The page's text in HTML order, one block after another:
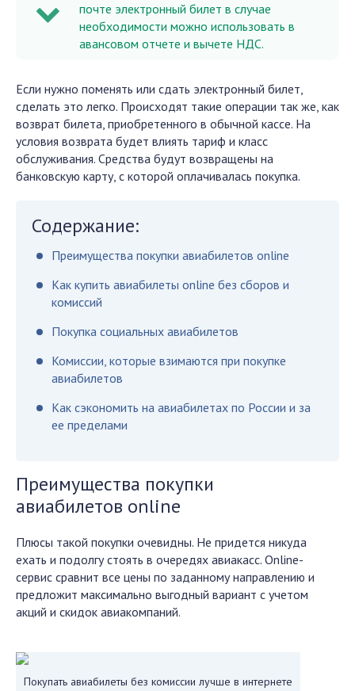
почте электронный билет в случае
необходимости можно использовать в
авансовом отчете и вычете НДС.
Если нужно поменять или сдать электронный билет,
сделать это легко. Происходят такие операции так же, как
возврат билета, приобретенного в обычной кассе. На
условия возврата будет влиять тариф и класс
обслуживания. Средства будут возвращены на
банковскую карту, с которой оплачивалась покупка.
Содержание:
Преимущества покупки авиабилетов online
Как купить авиабилеты online без сборов и
комиссий
Покупка социальных авиабилетов
Комиссии, которые взимаются при покупке
авиабилетов
Как сэкономить на авиабилетах по России и за
ее пределами
Преимущества покупки
авиабилетов online
Плюсы такой покупки очевидны. Не придется никуда
ехать и подолгу стоять в очередях авиакасс. Online-
сервис сравнит все цены по заданному направлению и
предложит максимально выгодный вариант с учетом
акций и скидок авиакомпаний.
Покупать авиабилеты без комиссии лучше в интернете